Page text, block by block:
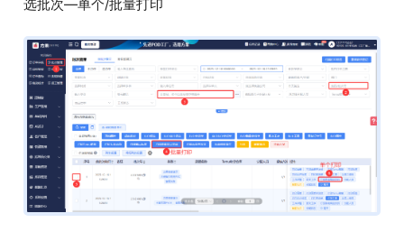
选批次—单个/批量打印